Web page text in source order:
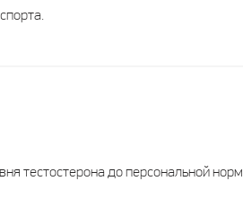
тестостерона до персональной